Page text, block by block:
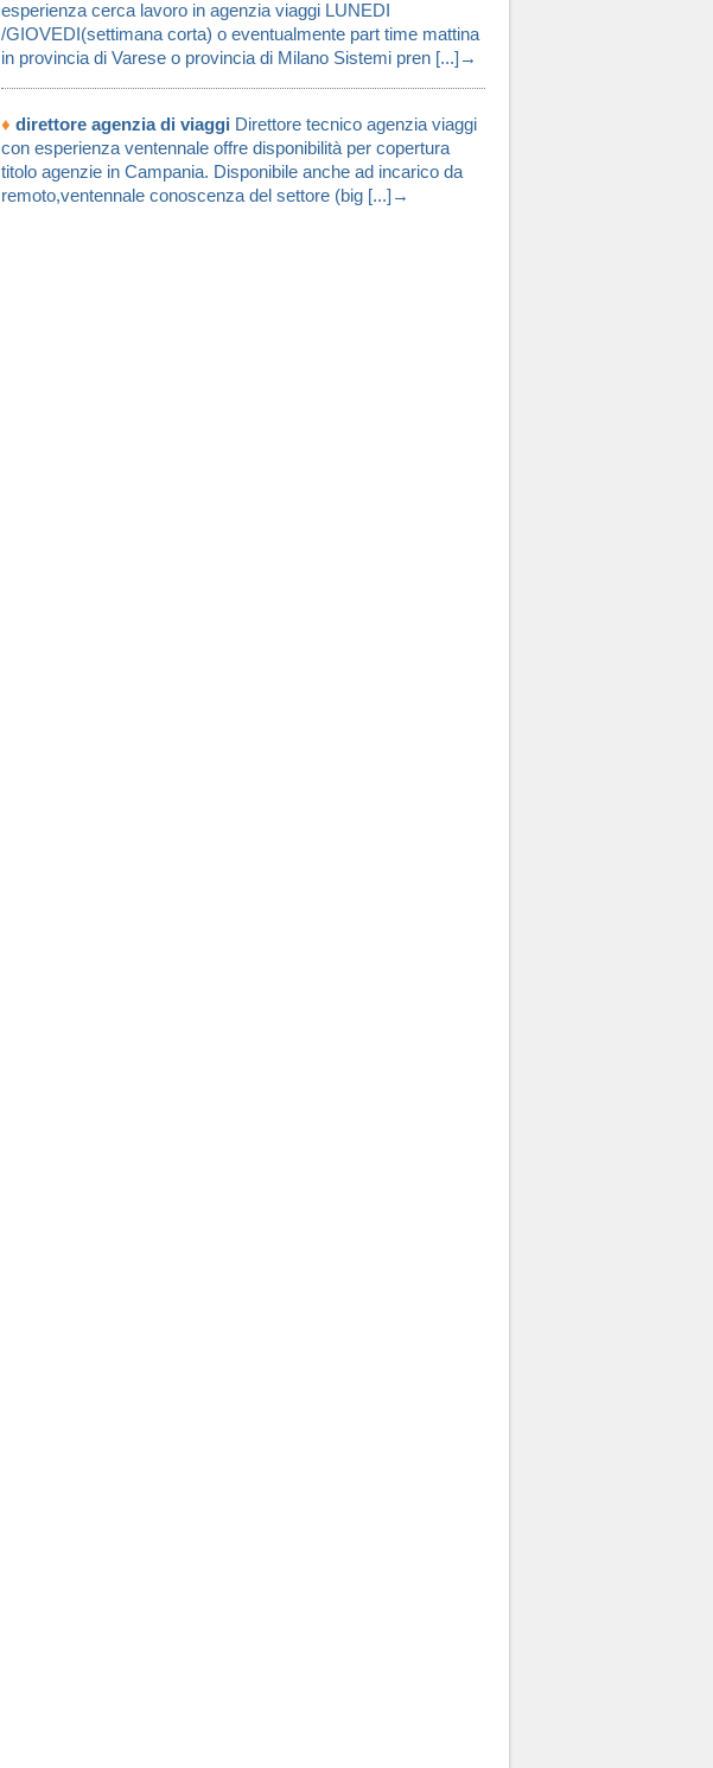
esperienza cerca lavoro in agenzia viaggi LUNEDI
/GIOVEDI(settimana corta) o eventualmente part time mattina
in provincia di Varese o provincia di Milano Sistemi pren [...]→
♦ direttore agenzia di viaggi Direttore tecnico agenzia viaggi
con esperienza ventennale offre disponibilità per copertura
titolo agenzie in Campania. Disponibile anche ad incarico da
remoto,ventennale conoscenza del settore (big [...]→